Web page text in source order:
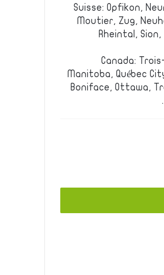
Suisse: Opfikon,
Moutier, Zug,
Rheintal,
Canada:
Manitoba, Québec
Boniface, Ottawa,